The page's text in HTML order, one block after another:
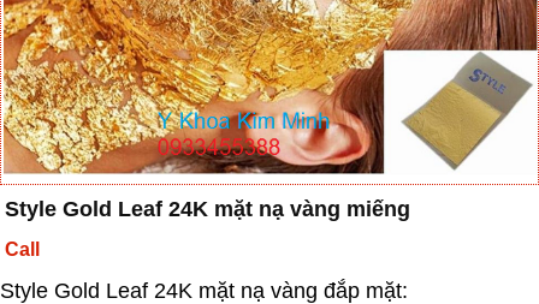
Style Gold Leaf 24K mặt nạ vàng miếng
Call
Style Gold Leaf 24K mặt nạ vàng đắp mặt: